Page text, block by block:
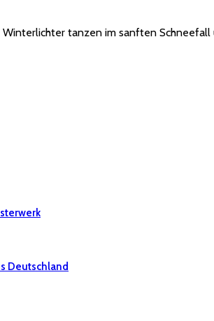
tanzen im sanften Schneefall
Deutschland